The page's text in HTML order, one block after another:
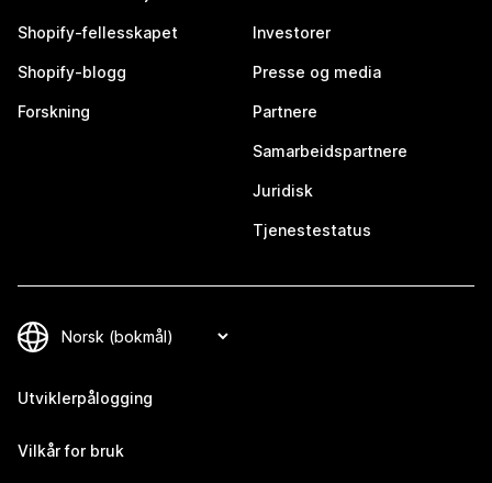
Shopify-fellesskapet
Shopify-blogg
Forskning
Investorer
Presse og media
Partnere
Samarbeidspartnere
Juridisk
Tjenestestatus
Utviklerpålogging
Vilkår for bruk